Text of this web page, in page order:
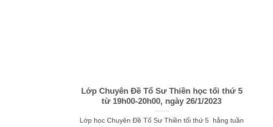
Lớp Chuyên Đề Tổ Sư Thiền học tối thứ 5
từ 19h00-20h00, ngày 26/1/2023
Lớp học Chuyên Đề Tổ Sư Thiền tối thứ 5 hằng tuần